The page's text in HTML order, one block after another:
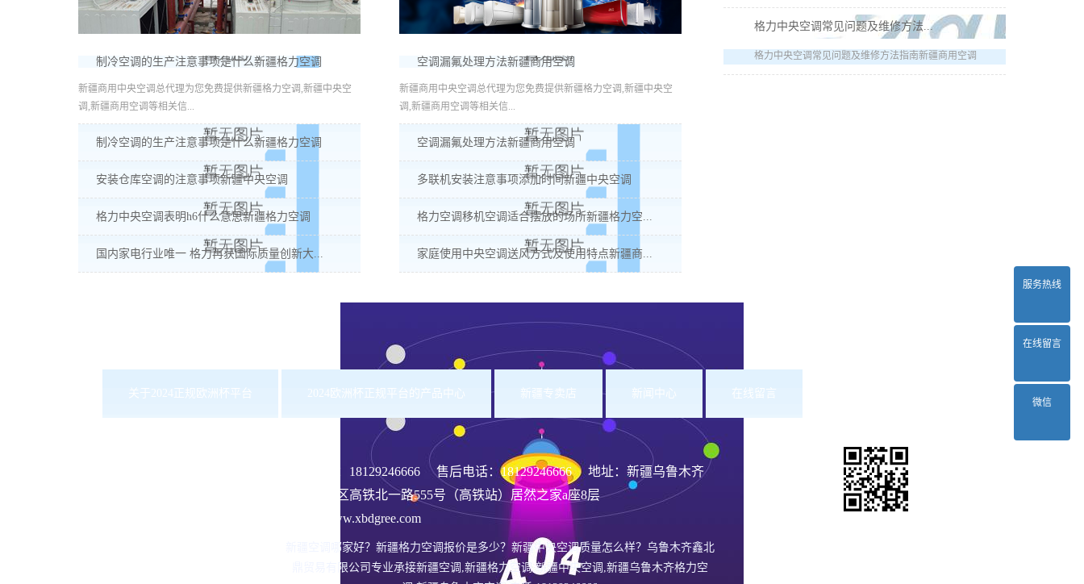
制冷空调的生产注意事项是什么新疆格力空调
新疆商用中央空调总代理为您免费提供新疆格力空调,新疆中央空
调,新疆商用空调等相关信...
制冷空调的生产注意事项是什么新疆格力空调
安装仓库空调的注意事项新疆中央空调
格力中央空调表明h6什么意思新疆格力空调
国内家电行业唯一 格力再获国际质量创新大...
空调漏氟处理方法新疆商用空调
新疆商用中央空调总代理为您免费提供新疆格力空调,新疆中央空
调,新疆商用空调等相关信...
空调漏氟处理方法新疆商用空调
多联机安装注意事项添加时间新疆中央空调
格力空调移机空调适合摆放的场所新疆格力空...
家庭使用中央空调送风方式及使用特点新疆商...
格力中央空调常见问题及维修方法...
格力中央空调常见问题及维修方法指南新疆商用空调
关于2024正规欧洲杯平台 2024欧洲杯正规平台的产品中心 新疆专卖店 新闻中心 在线留言
18129246666 售后电话：18129246666 地址：新疆乌鲁木齐
沙依巴克区高铁北一路555号（高铁站）居然之家a座8层
网址：www.xbdgree.com
新疆空调哪家好？新疆格力空调报价是多少？新疆中央空调质量怎么样？乌鲁木齐鑫北
鼎贸易有限公司专业承接新疆空调,新疆格力空调,新疆中央空调,新疆乌鲁木齐格力空
服务热线
在线留言
微信